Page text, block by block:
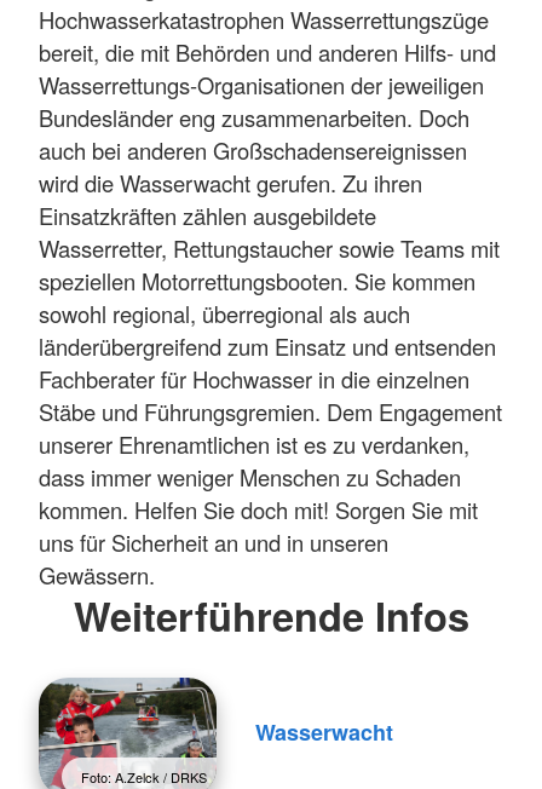
Hochwasserkatastrophen Wasserrettungszüge
bereit, die mit Behörden und anderen Hilfs- und
Wasserrettungs-Organisationen der jeweiligen
Bundesländer eng zusammenarbeiten. Doch
auch bei anderen Großschadensereignissen
wird die Wasserwacht gerufen. Zu ihren
Einsatzkräften zählen ausgebildete
Wasserretter, Rettungstaucher sowie Teams mit
speziellen Motorrettungsbooten. Sie kommen
sowohl regional, überregional als auch
länderübergreifend zum Einsatz und entsenden
Fachberater für Hochwasser in die einzelnen
Stäbe und Führungsgremien. Dem Engagement
unserer Ehrenamtlichen ist es zu verdanken,
dass immer weniger Menschen zu Schaden
kommen. Helfen Sie doch mit! Sorgen Sie mit
uns für Sicherheit an und in unseren
Gewässern.
Weiterführende Infos
Foto: A.Zelck / DRKS
Wasserwacht